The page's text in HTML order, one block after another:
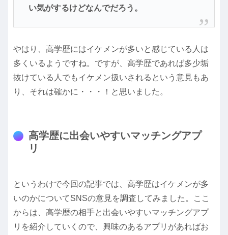
い気がするけどなんでだろう。
やはり、高学歴にはイケメンが多いと感じている人は
多くいるようですね。ですが、高学歴であれば多少垢
抜けている人でもイケメン扱いされるという意見もあ
り、それは確かに・・・！と思いました。
高学歴に出会いやすいマッチングアプ
リ
というわけで今回の記事では、高学歴はイケメンが多
いのかについてSNSの意見を調査してみました。ここ
からは、高学歴の相手と出会いやすいマッチングアプ
リを紹介していくので、興味のあるアプリがあればお